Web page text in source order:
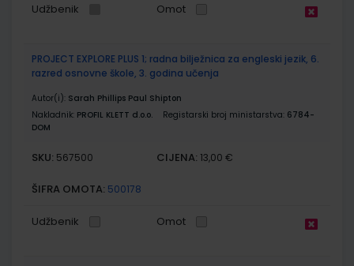
Udžbenik Omot
PROJECT EXPLORE PLUS 1; radna bilježnica za engleski jezik, 6.
razred osnovne škole, 3. godina učenja
Autor(i): Sarah Phillips Paul Shipton
Nakladnik: PROFIL KLETT d.o.o. Registarski broj ministarstva: 6784-
DOM
SKU: 567500 CIJENA: 13,00 €
ŠIFRA OMOTA: 500178
Udžbenik Omot